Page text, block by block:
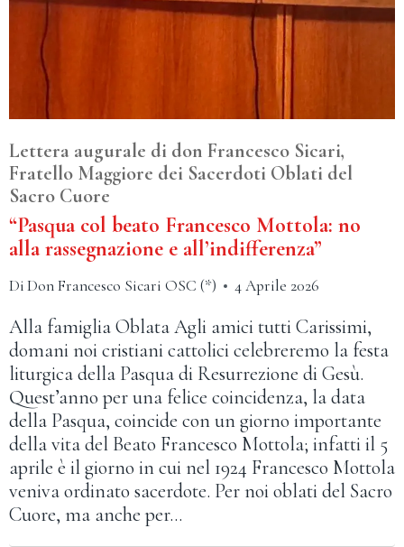
Lettera augurale di don Francesco Sicari,
Fratello Maggiore dei Sacerdoti Oblati del
Sacro Cuore
“Pasqua col beato Francesco Mottola: no
alla rassegnazione e all’indifferenza”
DiDon Francesco Sicari OSC (*) 4 Aprile 2026
Alla famiglia Oblata Agli amici tutti Carissimi,
domani noi cristiani cattolici celebreremo la festa
liturgica della Pasqua di Resurrezione di Gesù.
Quest’anno per una felice coincidenza, la data
della Pasqua, coincide con un giorno importante
della vita del Beato Francesco Mottola; infatti il 5
aprile è il giorno in cui nel 1924 Francesco Mottola
veniva ordinato sacerdote. Per noi oblati del Sacro
Cuore, ma anche per…